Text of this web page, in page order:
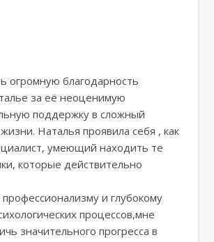
огромную благодарность
за её неоценимую
поддержку в сложный
Наталья проявила себя , как
умеющий находить те
которые действительно
и глубокому
процессов,мне
значительного прогресса в